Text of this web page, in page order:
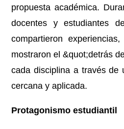
propuesta académica.
docentes y estudiantes
compartieron
mostraron el &quot;detrás
cada disciplina a través de
cercana y aplicada.
Protagonismo estudiantil